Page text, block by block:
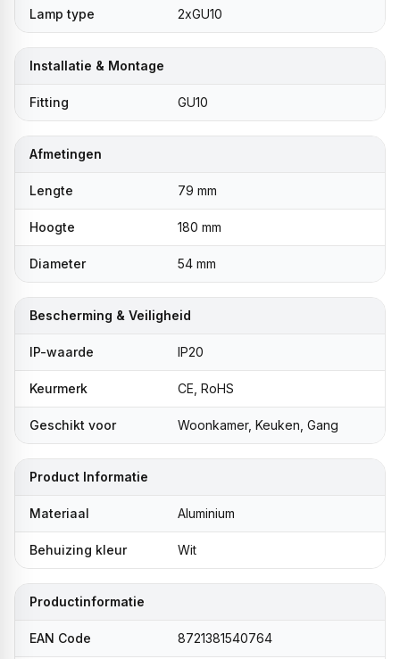
Lamp type 2xGU10
Installatie & Montage
Fitting GU10
Afmetingen
Lengte 79 mm
Hoogte 180 mm
Diameter 54 mm
Bescherming & Veiligheid
IP-waarde IP20
Keurmerk CE, RoHS
Geschikt voor Woonkamer, Keuken, Gang
Product Informatie
Materiaal Aluminium
Behuizing kleur Wit
Productinformatie
EAN Code 8721381540764